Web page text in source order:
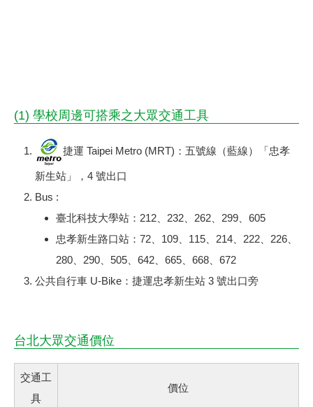
(1) 學校周邊可搭乘之大眾交通工具
捷運 Taipei Metro (MRT)：五號線（藍線）「忠孝
新生站」，4 號出口
Bus :
臺北科技大學站：212、232、262、299、605
忠孝新生路口站：72、109、115、214、222、226、
280、290、505、642、665、668、672
公共自行車 U-Bike：捷運忠孝新生站 3 號出口旁
台北大眾交通價位
交通工
具
價位